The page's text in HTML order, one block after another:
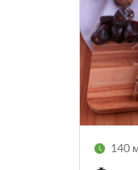
140